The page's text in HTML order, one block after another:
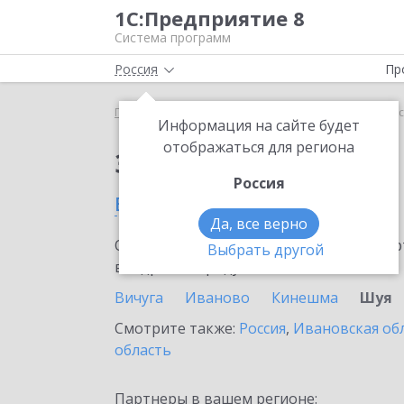
1С:Предприятие 8
Система программ
Россия
Информация на сайте будет
отображаться для региона
Россия
Да, все верно
Выбрать другой
Главная
Заказать 1С:Подпись
в Шуе
Ознакомьтесь с информационными
внедрение продукта.
Вичуга
Иваново Кинешма
Шуя
Смотрите также: Россия, Ивановская
область
Партнеры в вашем регионе: